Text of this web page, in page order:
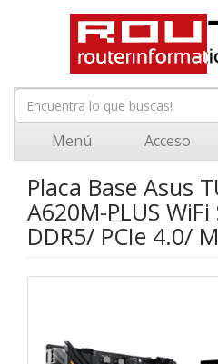
Menú Acceso
Placa Base Asus
A620M-PLUS
DDR5/ PCIe 4.0/